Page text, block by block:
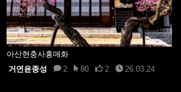
아산현충사홍매화
거연윤종성
2 80 2 26.03.24